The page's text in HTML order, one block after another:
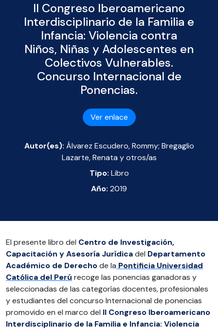
II Congreso Iberoamericano
Interdisciplinario de la Familia e
Infancia: Violencia contra
Niños, Niñas y Adolescentes en
Colectivos Vulnerables.
Concurso Internacional de
Ponencias.
Ver enlace
Autor(es): Álvarez Escudero, Rommy; Bregaglio
Lazarte, Renata y otros/as
Tipo: Libro
Año: 2019
El presente libro del Centro de Investigación,
Capacitación y Asesoría Jurídicadel Departamento
Académico de Derechode la Pontificia Universidad
Católica del Perú recoge las ponencias ganadoras y
seleccionadas de las categorías docentes, profesionales
y estudiantes del concurso Internacional de ponencias
promovido en el marco del II Congreso Iberoamericano
Interdisciplinario de la Familia e Infancia: Violencia